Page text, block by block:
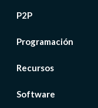
P2P
Programación
Recursos
Software